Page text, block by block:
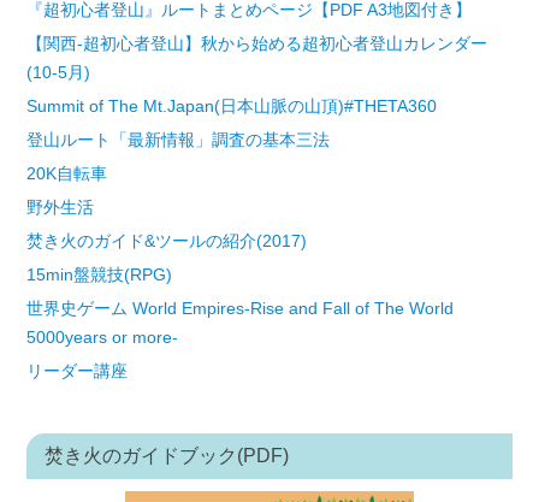
『超初心者登山』ルートまとめページ【PDF A3地図付き】
【関西-超初心者登山】秋から始める超初心者登山カレンダー
(10-5月)
Summit of The Mt.Japan(日本山脈の山頂)#THETA360
登山ルート「最新情報」調査の基本三法
20K自転車
野外生活
焚き火のガイド&ツールの紹介(2017)
15min盤競技(RPG)
世界史ゲーム World Empires-Rise and Fall of The World
5000years or more-
リーダー講座
焚き火のガイドブック(PDF)